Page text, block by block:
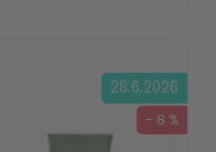
28.6.2026
- 8 %